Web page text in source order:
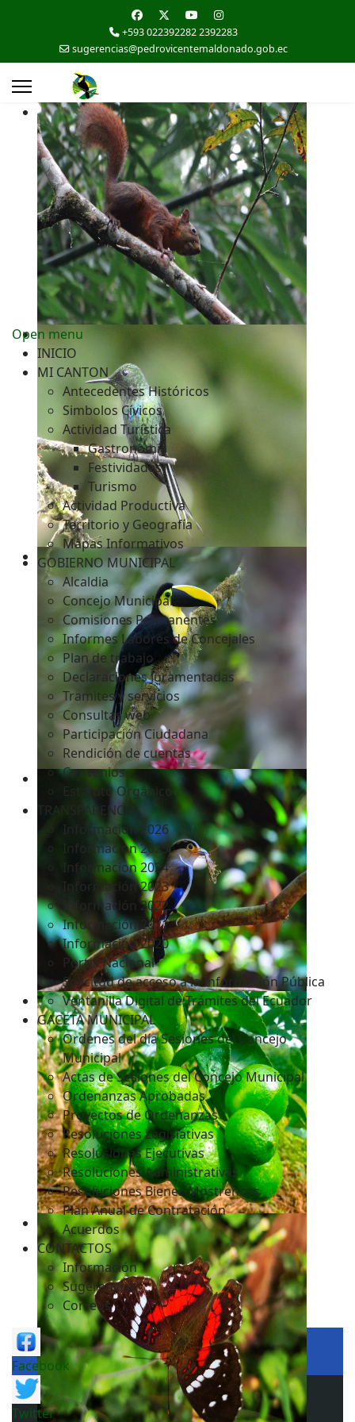
+593 022392282 2392283
sugerencias@pedrovicentemaldonado.gob.ec
Open menu
INICIO
MI CANTON
Antecedentes Históricos
Simbolos Cívicos
Actividad Turística
Gastronomía
Festividades
Turismo
Actividad Productiva
Territorio y Geografía
Mapas Informativos
GOBIERNO MUNICIPAL
Alcaldia
Concejo Municipal
Comisiones Permanentes
Informes Labores de Concejales
Plan de trabajo
Declaraciones Juramentadas
Tramites y servicios
Consultas web
Participación Ciudadana
Rendición de cuentas
Convenios
Estatuto Orgánico
TRANSPARENCIA
Informacion 2026
Informacion 2025
Informacion 2024
Información 2023
Información 2022
Información 2021
Información 2020
Portal Nacional
Solicitud de acceso a la Información Pública
Ventanilla Digital de Trámites del Ecuador
GACETA MUNICIPAL
Ordenes del día Sesiones del Concejo
Municipal
Actas de Sesiones del Concejo Municipal
Ordenanzas Aprobadas
Proyectos de Ordenanzas
Resoluciones Legislativas
Resoluciones Ejecutivas
Resoluciones Administrativas
Resoluciones Bienes Mostrencos
Plan Anual de Contratación
Acuerdos
CONTACTOS
Información
Sugerencias
Correos
Facebook
Twitter